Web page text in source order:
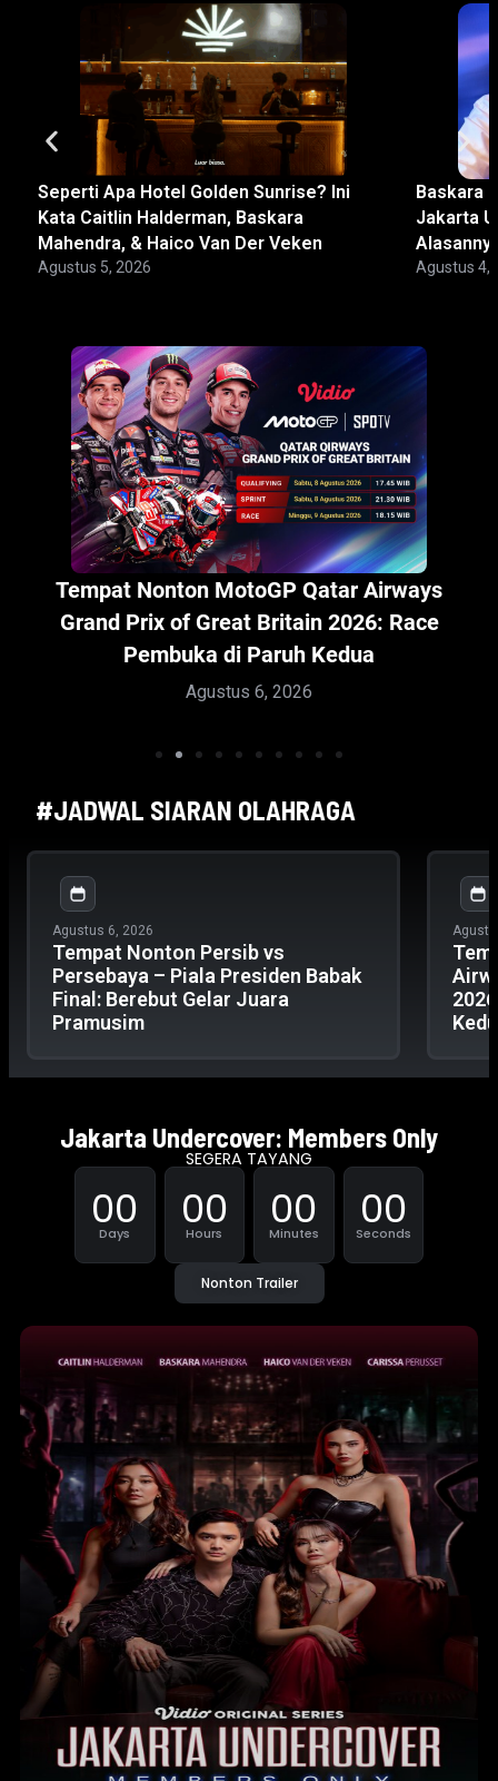
Seperti Apa Hotel Golden Sunrise? Ini
Kata Caitlin Halderman, Baskara
Mahendra, & Haico Van Der Veken
Agustus 5, 2026
Baskara
Jakarta
Agustus 4,
Tempat Nonton Piala Presiden 3rd Place –
Persija vs Arema FC: Perebutan Gengsi di
Tempat Ke Tiga
Agustus 6, 2026
#JADWAL SIARAN OLAHRAGA
Agustus 6, 2026
Tempat Nonton Persib vs
Persebaya – Piala Presiden Babak
Final: Berebut Gelar Juara
Pramusim
Nonton Trailer
Jakarta Undercover: Members Only
SEGERA TAYANG
00
Days 00
Hours 00
Minutes 00
Seconds